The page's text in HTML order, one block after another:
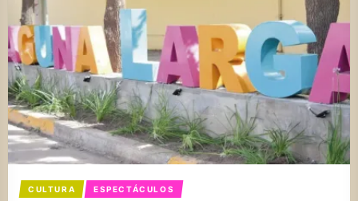
CULTURA ESPECTÁCULOS